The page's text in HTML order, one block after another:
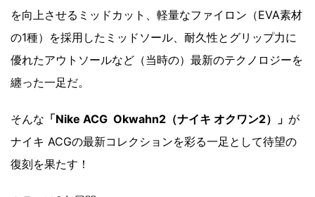
を向上させるミッドカット、軽量なファイロン（EVA素材
の1種）を採用したミッドソール、耐久性とグリップ力に
優れたアウトソールなど（当時の）最新のテクノロジーを
纏った一足だ。
そんな 「Nike ACG Okwahn2（ナイキ オクワン2）」 が
ナイキ ACGの最新コレクションを彩る一足として待望の
復刻を果たす！